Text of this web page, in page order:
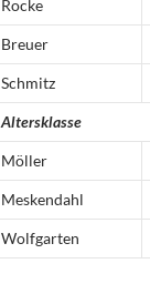
Rocke
Breuer
Schmitz
Altersklasse
Möller
Meskendahl
Wolfgarten